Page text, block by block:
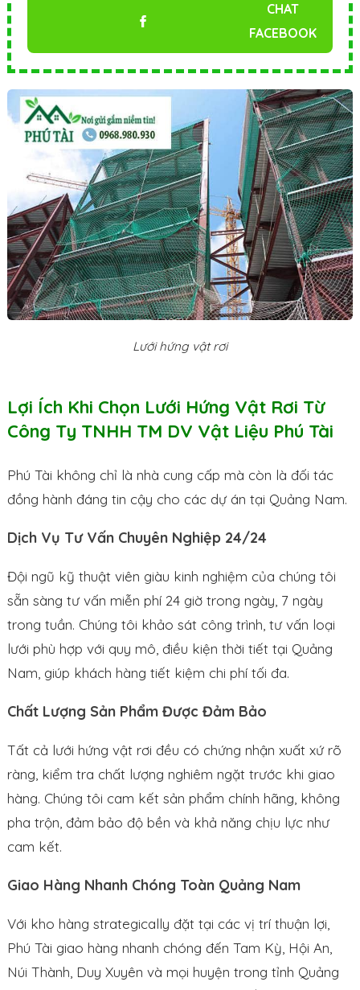
CHAT
FACEBOOK
Lưới hứng vật rơi
Lợi Ích Khi Chọn Lưới Hứng Vật Rơi Từ
Công Ty TNHH TM DV Vật Liệu Phú Tài
Phú Tài không chỉ là nhà cung cấp mà còn là đối tác
đồng hành đáng tin cậy cho các dự án tại Quảng Nam.
Dịch Vụ Tư Vấn Chuyên Nghiệp 24/24
Đội ngũ kỹ thuật viên giàu kinh nghiệm của chúng tôi
sẵn sàng tư vấn miễn phí 24 giờ trong ngày, 7 ngày
trong tuần. Chúng tôi khảo sát công trình, tư vấn loại
lưới phù hợp với quy mô, điều kiện thời tiết tại Quảng
Nam, giúp khách hàng tiết kiệm chi phí tối đa.
Chất Lượng Sản Phẩm Được Đảm Bảo
Tất cả lưới hứng vật rơi đều có chứng nhận xuất xứ rõ
ràng, kiểm tra chất lượng nghiêm ngặt trước khi giao
hàng. Chúng tôi cam kết sản phẩm chính hãng, không
pha trộn, đảm bảo độ bền và khả năng chịu lực như
cam kết.
Giao Hàng Nhanh Chóng Toàn Quảng Nam
Với kho hàng strategically đặt tại các vị trí thuận lợi,
Phú Tài giao hàng nhanh chóng đến Tam Kỳ, Hội An,
Núi Thành, Duy Xuyên và mọi huyện trong tỉnh Quảng